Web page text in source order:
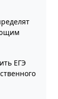
ЕГЭ